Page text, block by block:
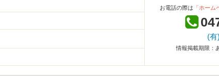
お電話の際は 「ホーム
(
情報掲載期限：